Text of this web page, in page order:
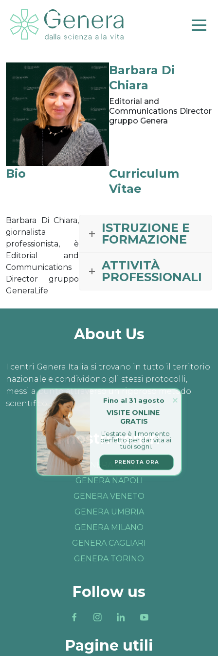
Barbara Di
Chiara
Editorial and
Communications Director
gruppo Genera
Bio
Curriculum
Vitae
Barbara Di Chiara,
giornalista
professionista, è
Editorial and
Communications
Director gruppo
GeneraLife
ISTRUZIONE E
FORMAZIONE
ATTIVITÀ
PROFESSIONALI
About Us
I centri Genera Italia si trovano in tutto il territorio
nazionale e condividono gli stessi protocolli,
messi a punto attraverso un rigoroso metodo
scientifico.
I nostri centri
GENERA ROMA
GENERA NAPOLI
GENERA VENETO
GENERA UMBRIA
GENERA MILANO
GENERA CAGLIARI
GENERA TORINO
Follow us
Pagine utili
VISITE ONLINE
GRATIS
L’estate è il momento
perfetto per dar vita ai
tuoi sogni.
PRENOTA ORA
Fino al 31 agosto